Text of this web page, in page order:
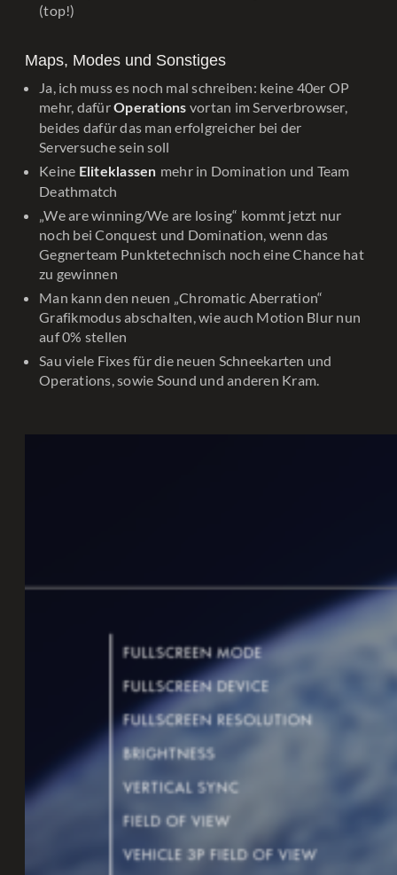
(top!)
Maps, Modes und Sonstiges
Ja, ich muss es noch mal schreiben: keine 40er OP
mehr, dafürOperations vortan im Serverbrowser,
beides dafür das man erfolgreicher bei der
Serversuche sein soll
Keine Eliteklassen mehr in Domination und Team
Deathmatch
„We are winning/We are losing“ kommt jetzt nur
noch bei Conquest und Domination, wenn das
Gegnerteam Punktetechnisch noch eine Chance hat
zu gewinnen
Man kann den neuen „Chromatic Aberration“
Grafikmodus abschalten, wie auch Motion Blur nun
auf 0% stellen
Sau viele Fixes für die neuen Schneekarten und
Operations, sowie Sound und anderen Kram.